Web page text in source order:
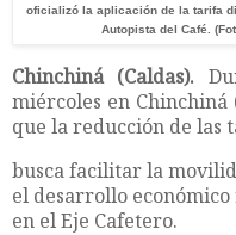
oficializó la aplicación de la tarifa
Autopista del Café.
Chinchiná (Caldas).
miércoles en Chinchiná
que la reducción de las
busca facilitar la
el desarrollo
en el Eje Cafetero.